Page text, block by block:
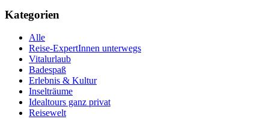
Kategorien
Alle
Reise-ExpertInnen unterwegs
Vitalurlaub
Badespaß
Erlebnis & Kultur
Inselträume
Idealtours ganz privat
Reisewelt